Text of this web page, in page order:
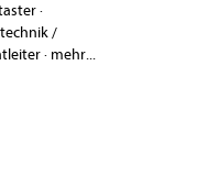
·
/
· mehr...